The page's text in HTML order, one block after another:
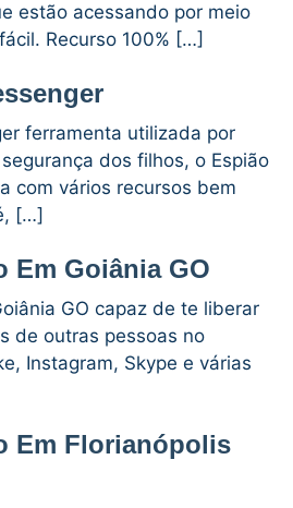
estão acessando por meio
Recurso 100% […]
ferramenta utilizada por
dos filhos, o Espião
com vários recursos bem
[…]
Em Goiânia GO
GO capaz de te liberar
de outras pessoas no
Instagram, Skype e várias
Em Florianópolis